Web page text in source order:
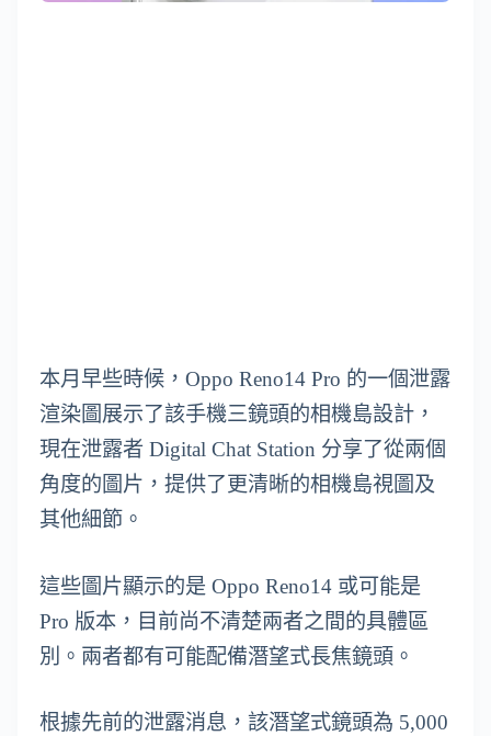
本月早些時候，Oppo Reno14 Pro 的一個泄露
渲染圖展示了該手機三鏡頭的相機島設計，
現在泄露者 Digital Chat Station 分享了從兩個
角度的圖片，提供了更清晰的相機島視圖及
其他細節。
這些圖片顯示的是 Oppo Reno14 或可能是
Pro 版本，目前尚不清楚兩者之間的具體區
別。兩者都有可能配備潛望式長焦鏡頭。
根據先前的泄露消息，該潛望式鏡頭為 5,000